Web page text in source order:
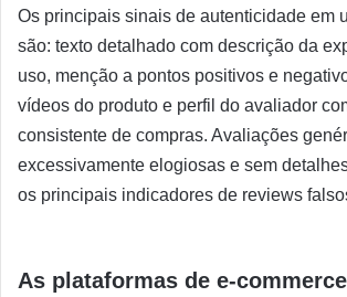
Os principais sinais de autenticidade em
são: texto detalhado com descrição da
uso, menção a pontos positivos e
vídeos do produto e perfil do avaliador
consistente de compras. Avaliações
excessivamente elogiosas e sem
os principais indicadores de reviews
As plataformas de e-